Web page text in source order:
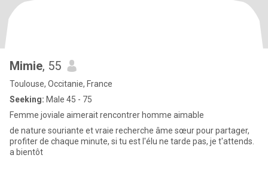
Mimie, 55
Toulouse, Occitanie, France
Seeking: Male 45 - 75
Femme joviale aimerait rencontrer homme aimable
de nature souriante et vraie recherche âme sœur pour partager,
profiter de chaque minute, si tu est l'élu ne tarde pas, je t'attends.
a bientôt